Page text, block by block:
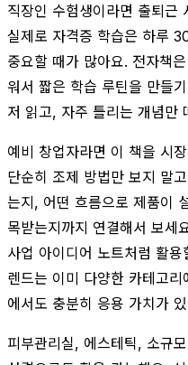
직장인 수험생이라면 출퇴근
실제로 자격증 학습은 하루
중요할 때가 많아요. 전자책
워서 짧은 학습 루틴을 만들
저 읽고, 자주 틀리는 개념만
예비 창업자라면 이 책을 시
단순히 조제 방법만 보지 말
는지, 어떤 흐름으로 제품이
목받는지까지 연결해서 보세
사업 아이디어 노트처럼 활
렌드는 이미 다양한 카테고
에서도 충분히 응용 가치가
피부관리실, 에스테틱, 소규